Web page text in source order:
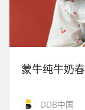
蒙牛纯牛奶
DDB中国